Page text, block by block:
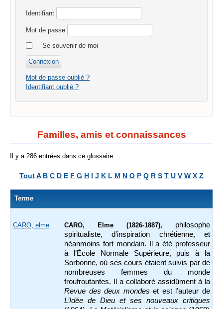
Identifiant
Mot de passe
Se souvenir de moi
Mot de passe oublié ?
Identifiant oublié ?
Familles, amis et connaissances
Il y a 286 entrées dans ce glossaire.
ToutA B C D E F G H I J K L M N O P Q R S T U V W X Z
Terme
CARO, elme CARO, Elme (1826-1887),
philosophe
spiritualiste, d’inspiration chrétienne, et
néanmoins fort mondain. Il a été professeur
à l’École Normale Supérieure, puis à la
Sorbonne, où ses cours étaient suivis par de
nombreuses femmes du monde
froufroutantes. Il a collaboré assidûment à la
Revue des deux mondes et est l’auteur de
L’Idée de Dieu et ses nouveaux critiques